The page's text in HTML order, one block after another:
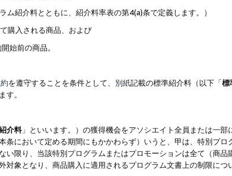
紹介料とともに、紹介料率表の第4(a)条で定義します。）
購入される商品、および
始前の商品。
を遵守することを条件として、 別紙記載の標準紹介料（以下「標
す。
介料」といいます。）の獲得機会をアソシエイト全員または一
条において定める期間にもかかわらず）いうと、甲は、特別プ
い限り、当該特別プログラムまたはプロモーションは全て（商
対象となり、商品購入に適用されるプログラム文書上の制限に